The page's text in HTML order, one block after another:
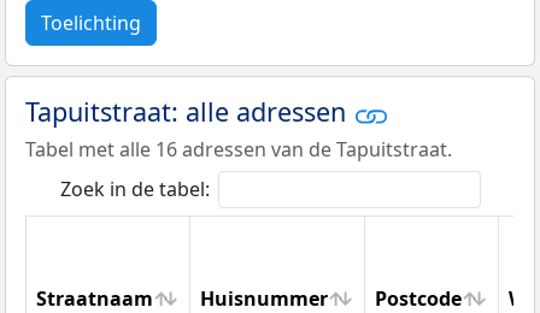
Toelichting
Tapuitstraat: alle adressen
Tabel met alle 16 adressen van de Tapuitstraat.
Zoek in de tabel:
Straatnaam Huisnummer Postcode